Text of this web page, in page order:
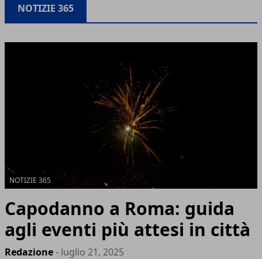
NOTIZIE 365
NOTIZIE 365
Capodanno a Roma: guida
agli eventi più attesi in città
Redazione- luglio 21, 2025